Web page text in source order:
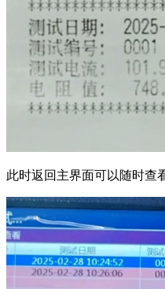
此时返回主界面可以随时查